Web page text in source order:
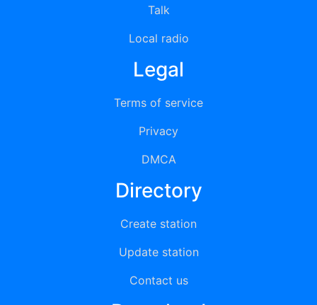
Talk
Local radio
Legal
Terms of service
Privacy
DMCA
Directory
Create station
Update station
Contact us